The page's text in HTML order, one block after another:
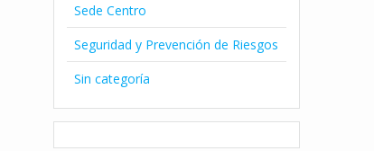
Sede Centro
Seguridad y Prevención de Riesgos
Sin categoría